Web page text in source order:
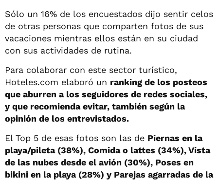
Sólo un 16% de los encuestados dijo sentir celos
de otras personas que comparten fotos de sus
vacaciones mientras ellos están en su ciudad
con sus actividades de rutina.
Para colaborar con este sector turístico,
Hoteles.com elaboró un ranking de los posteos
que aburren a los seguidores de redes sociales,
y que recomienda evitar, también según la
opinión de los entrevistados.
El Top 5 de esas fotos son las de Piernas en la
playa/pileta (38%), Comida o lattes (34%), Vista
de las nubes desde el avión (30%), Poses en
bikini en la playa (28%) y Parejas agarradas de la